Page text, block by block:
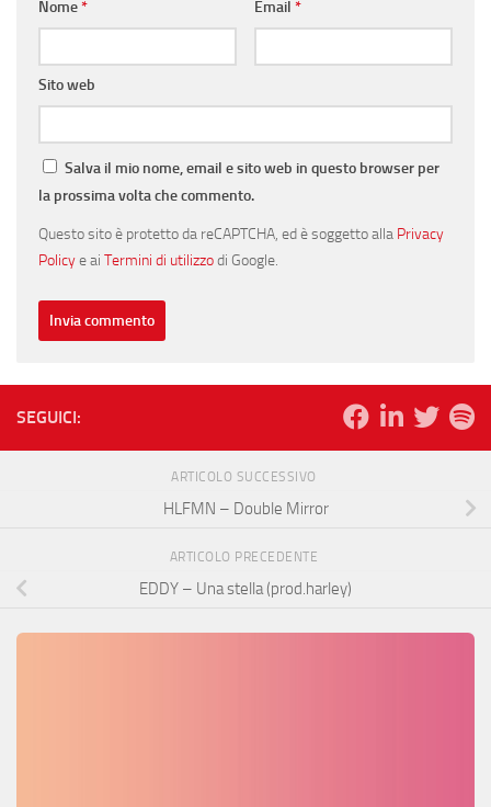
Nome* Email *
Sito web
Salva il mio nome, email e sito web in questo browser per
la prossima volta che commento.
Questo sito è protetto da reCAPTCHA, ed è soggetto alla Privacy
Policye ai Termini di utilizzodi Google.
SEGUICI:
ARTICOLO SUCCESSIVO
HLFMN – Double Mirror
ARTICOLO PRECEDENTE
EDDY – Una stella (prod.harley)